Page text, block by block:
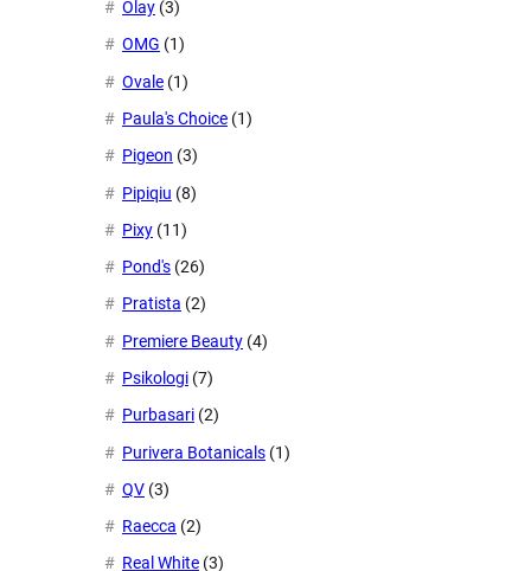
Olay (3)
OMG (1)
Ovale (1)
Paula's Choice (1)
Pigeon (3)
Pipiqiu (8)
Pixy (11)
Pond's (26)
Pratista (2)
Premiere Beauty (4)
Psikologi (7)
Purbasari (2)
Purivera Botanicals (1)
QV (3)
Raecca (2)
Real White (3)